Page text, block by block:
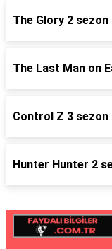
The Glory 2 sezon
The Last Man on
Control Z 3 sezon
Hunter Hunter 2